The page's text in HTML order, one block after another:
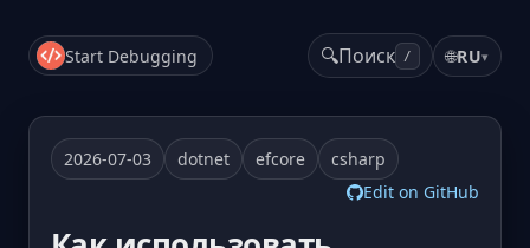
Start Debugging 🔍Поиск / 🌐RU▾
2026-07-03 dotnet efcore
csharp
Edit on GitHub